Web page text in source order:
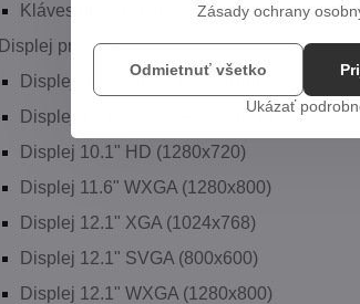
Klávesnica Toshiba
Displej pre notebook
Displej 9" WSVGA (1024x600)
Displej 10.1" WSVGA (1024x600)
Displej 10.1" HD (1280x720)
Displej 11.6" WXGA (1280x800)
Displej 12.1" XGA (1024x768)
Displej 12.1" SVGA (800x600)
Displej 12.1" WXGA (1280x800)
Zásady ochrany
Ukázať
Odmietnuť všetko